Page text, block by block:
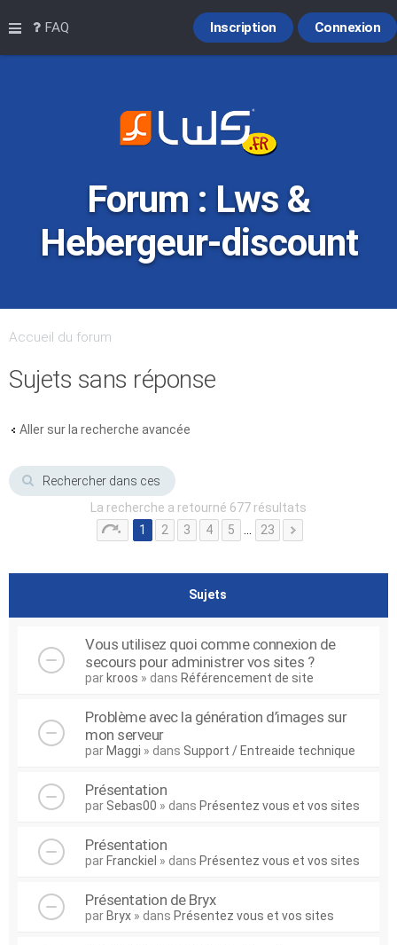
Raccourcis
FAQ Connexion
Inscription
Forum : Lws &
Hebergeur-discount
Accueil du forum
Sujets sans réponse
Aller sur la recherche avancée
La recherche a retourné 677 résultats
1
2 3 4 5 23
Sujets
Vous utilisez quoi comme connexion de
secours pour administrer vos sites ?
par kroos » dans Référencement de site
Problème avec la génération d’images sur
mon serveur
par Maggi » dans Support / Entreaide technique
Présentation
par Sebas00 » dans Présentez vous et vos sites
Présentation
par Franckiel » dans Présentez vous et vos sites
Présentation de Bryx
par Bryx » dans Présentez vous et vos sites